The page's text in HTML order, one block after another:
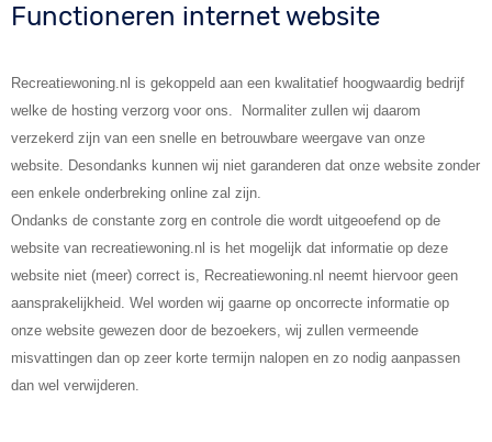
Functioneren internet website
Recreatiewoning.nl is gekoppeld aan een kwalitatief hoogwaardig bedrijf
welke de hosting verzorg voor ons. Normaliter zullen wij daarom
verzekerd zijn van een snelle en betrouwbare weergave van onze
website. Desondanks kunnen wij niet garanderen dat onze website zonder
een enkele onderbreking online zal zijn.
Ondanks de constante zorg en controle die wordt uitgeoefend op de
website van recreatiewoning.nl is het mogelijk dat informatie op deze
website niet (meer) correct is, Recreatiewoning.nl neemt hiervoor geen
aansprakelijkheid. Wel worden wij gaarne op oncorrecte informatie op
onze website gewezen door de bezoekers, wij zullen vermeende
misvattingen dan op zeer korte termijn nalopen en zo nodig aanpassen
dan wel verwijderen.